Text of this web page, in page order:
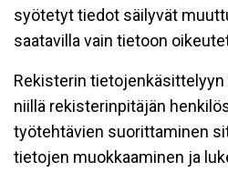
syötetyt tiedot säilyvät
saatavilla vain tietoon
Rekisterin
niillä rekisterinpitäjän
työtehtävien suorittaminen
tietojen muokkaaminen ja